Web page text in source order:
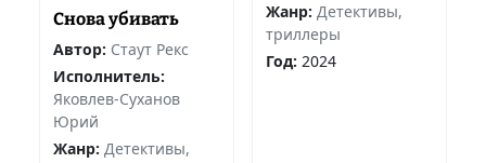
Снова убивать
Автор: Стаут Рекс
Исполнитель:
Яковлев-Суханов
Юрий
Жанр: Детективы,
Жанр: Детективы,
триллеры
Год: 2024